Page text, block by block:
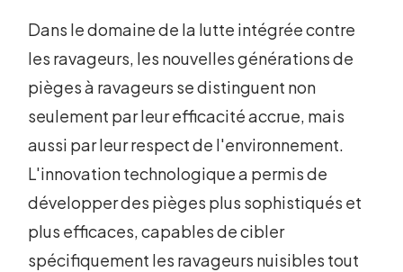
Dans le domaine de la lutte intégrée contre
les ravageurs, les nouvelles générations de
pièges à ravageurs se distinguent non
seulement par leur efficacité accrue, mais
aussi par leur respect de l'environnement.
L'innovation technologique a permis de
développer des pièges plus sophistiqués et
plus efficaces, capables de cibler
spécifiquement les ravageurs nuisibles tout